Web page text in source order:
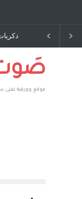
دكريات بغداد ٍ:
:وليد رباح –
الولايات المتحدة
صَوت
موقع وورقية تعنى